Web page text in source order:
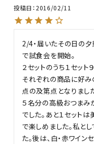
投稿日 2016/02/11
2/4・届いたその日の
で試食会を開始。
２セットのうち１セッ
それぞれの商品に好み
点の及第点となりまし
５名分の高級おつまみ
でした。あと１セット
で楽しめました。私と
た。後は、白・赤ワイン